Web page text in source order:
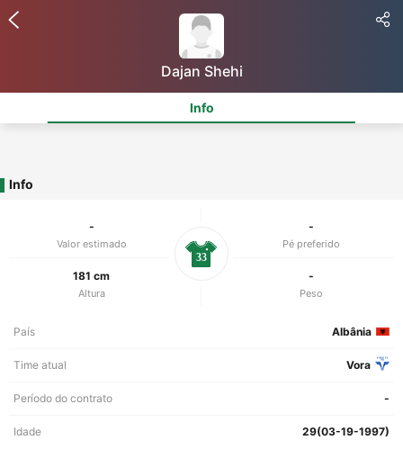
Dajan Shehi
Info
Info
-
Valor estimado
-
Pé preferido
181 cm
Altura
-
Peso
33
País Albânia
Time atual Vora
Período do contrato -
Idade 29(03-19-1997)